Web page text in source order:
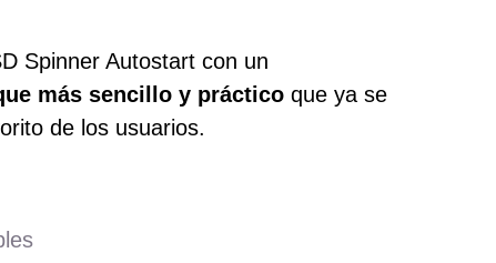
Spinner Autostart con un
más sencillo y práctico que ya se
de los usuarios.